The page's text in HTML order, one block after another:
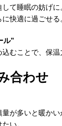
て睡眠の妨げ
快適に過ごせる
ル”
むことで、保温
合わせ
が多いと暖か
い。